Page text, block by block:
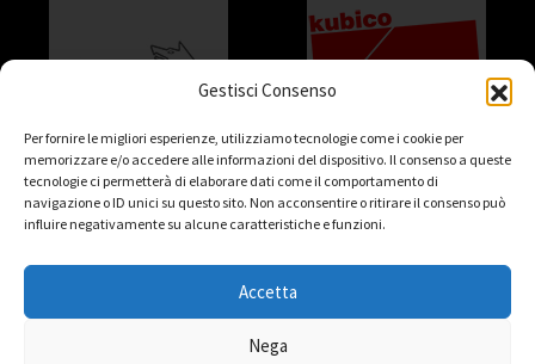
Gestisci Consenso
Per fornire le migliori esperienze, utilizziamo tecnologie come i cookie per
memorizzare e/o accedere alle informazioni del dispositivo. Il consenso a queste
tecnologie ci permetterà di elaborare dati come il comportamento di
navigazione o ID unici su questo sito. Non acconsentire o ritirare il consenso può
influire negativamente su alcune caratteristiche e funzioni.
Accetta
Nega